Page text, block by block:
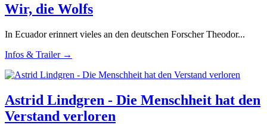
Wir, die Wolfs
In Ecuador erinnert vieles an den deutschen Forscher Theodor...
Infos & Trailer →
Astrid Lindgren - Die Menschheit hat den
Verstand verloren